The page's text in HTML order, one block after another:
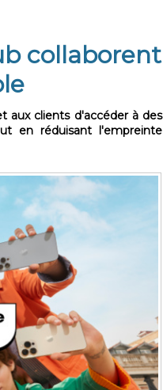
collaborent
aux clients d'accéder à des
en réduisant l'empreinte